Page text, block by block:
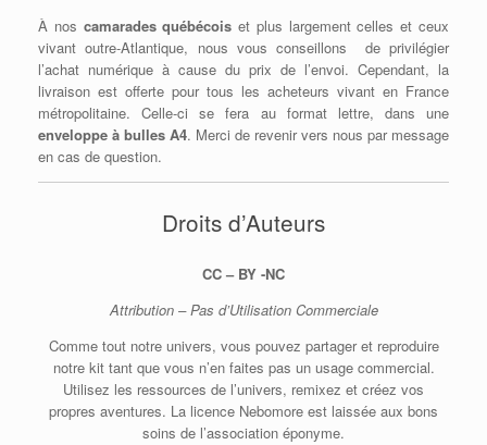
À nos camarades québécois et plus largement celles et ceux
vivant outre-Atlantique, nous vous conseillons de privilégier
l’achat numérique à cause du prix de l’envoi. Cependant, la
livraison est offerte pour tous les acheteurs vivant en France
métropolitaine. Celle-ci se fera au format lettre, dans une
enveloppe à bulles A4. Merci de revenir vers nous par message
en cas de question.
Droits d’Auteurs
CC – BY -NC
Attribution – Pas d’Utilisation Commerciale
Comme tout notre univers, vous pouvez partager et reproduire
notre kit tant que vous n’en faites pas un usage commercial.
Utilisez les ressources de l’univers, remixez et créez vos
propres aventures. La licence Nebomore est laissée aux bons
soins de l’association éponyme.